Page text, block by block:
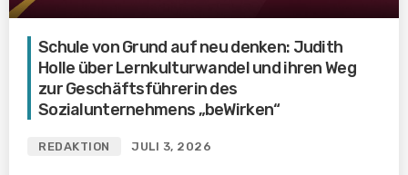
Schule von Grund auf neu denken: Judith
Holle über Lernkulturwandel und ihren Weg
zur Geschäftsführerin des
Sozialunternehmens „beWirken“
REDAKTION JULI 3, 2026